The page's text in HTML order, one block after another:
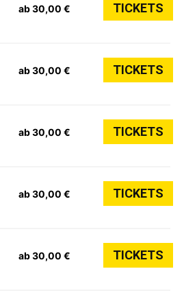
ab 30,00 € TICKETS
ab 30,00 € TICKETS
ab 30,00 € TICKETS
ab 30,00 € TICKETS
ab 30,00 € TICKETS